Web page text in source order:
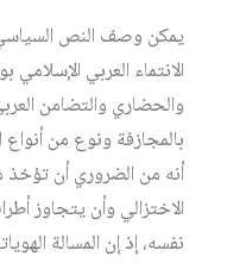
يمكن وصف النص
الانتماء العربي
والحضاري والتضامن
بالمجازفة ونوع من
أنه من الضروري أن تؤخذ
الاختزالي وأن يتجاوز
نفسه، إذ إن المسالة